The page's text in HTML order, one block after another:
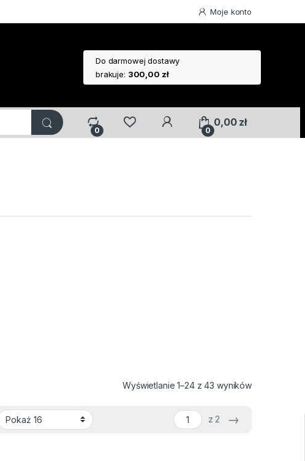
Moje konto
Do darmowej dostawy
brakuje: 300,00 zł
0 0
0,00 zł
Wyświetlanie 1–24 z 43 wyników
z 2 →